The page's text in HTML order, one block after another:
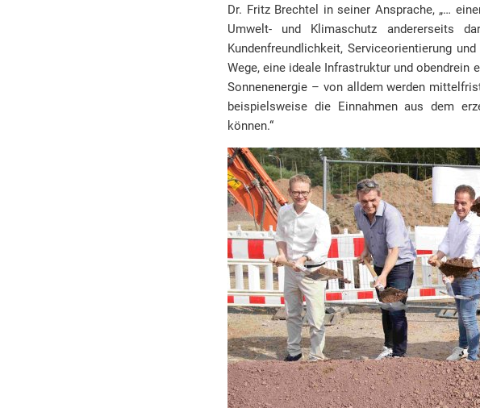
Dr. Fritz Brechtel in seiner Ansprache, „…
Umwelt- und Klimaschutz andererseits
Kundenfreundlichkeit, Serviceorientierung
Wege, eine ideale Infrastruktur und
Sonnenenergie – von alldem werden
beispielsweise die Einnahmen aus dem
können.“